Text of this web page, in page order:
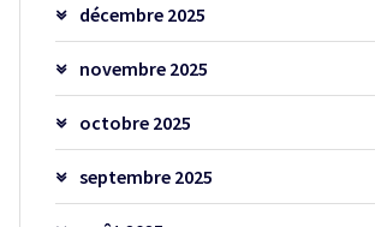
décembre 2025
novembre 2025
octobre 2025
septembre 2025